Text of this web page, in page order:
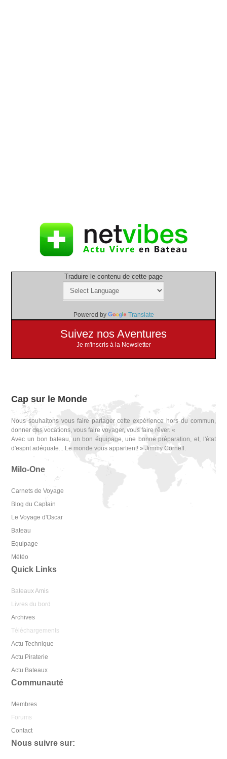
Traduire le contenu de cette page
Powered by Translate
Suivez nos Aventures
Je m'inscris à la Newsletter
Cap sur le Monde
Nous souhaitons vous faire partager cette expérience hors du commun,
donner des vocations, vous faire voyager, vous faire rêver. «
Avec un bon bateau, un bon équipage, une bonne préparation, et, l'état
d'esprit adéquate... Le monde vous appartient! » Jimmy Cornell.
Milo-One
Carnets de Voyage
Blog du Captain
Le Voyage d'Oscar
Bateau
Equipage
Météo
Quick Links
Bateaux Amis
Livres du bord
Archives
Téléchargements
Actu Technique
Actu Piraterie
Actu Bateaux
Communauté
Membres
Forums
Contact
Nous suivre sur: